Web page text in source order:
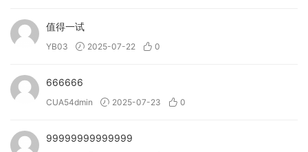
• Sequence deep synth ambiences, sound beds,
arpeggios, textures and leads.
time with your projects.
• Manipulate sounds using three distinct effects and four
unique macros (Lo-Fi, Modulation, Width, & Submerge).
250 presets crafted by professional sound designers.
值得一试
YB03 2025-07-22 0
666666
CUA54dmin 2025-07-23 0
99999999999999